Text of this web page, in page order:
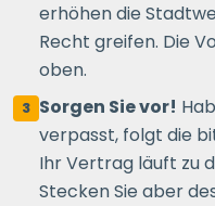
erhöhen die
Recht greifen. Die
oben.
3 Sorgen Sie vor!
verpasst, folgt die
Ihr Vertrag läuft zu
Stecken Sie aber